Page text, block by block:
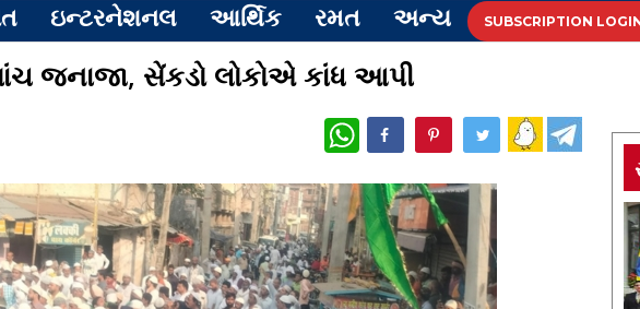
ઇન્ટરનેશનલ આર્થિક રમત અન્ય SUBSCRIPTION
જનાજા, સેંકડો લોકોએ કાંધ આપી
WhatsApp